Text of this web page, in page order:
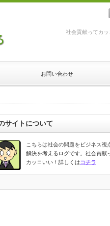
社会貢献ってカッ
お問い合わせ
サイトについて
こちらは社会の問題をビジネス視
解決を考えるログです。社会貢献
カッコいい！詳しくは コチラ